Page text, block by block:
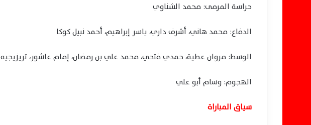
حراسة المرمى: محمد الشناوي
الدفاع: محمد هاني، أشرف داري، ياسر إبراهيم، أحمد نبيل كوكا
الوسط: مروان عطية، حمدي فتحي، محمد علي بن رمضان، إمام عاشور، تريزيجيه
الهجوم: وسام أبو علي
سياق المباراة